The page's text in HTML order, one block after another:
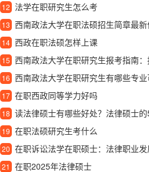
12 法学在职研究生怎么考
13 西南政法大学在职法硕招生简章最新信息解读：报考条件、学
14 西政在职法硕怎样上课
15 西南政法大学在职研究生报考指南：报考条件、招生
16 西南政法大学在职研究生有哪些专业可以选择？热
17 在职西政同等学力好吗
18 读法律硕士有哪些好处？法律硕士
19 在职法硕研究生考什么
20 在职诉讼法学在职硕士：法律职业
21 在职2025年法律硕士